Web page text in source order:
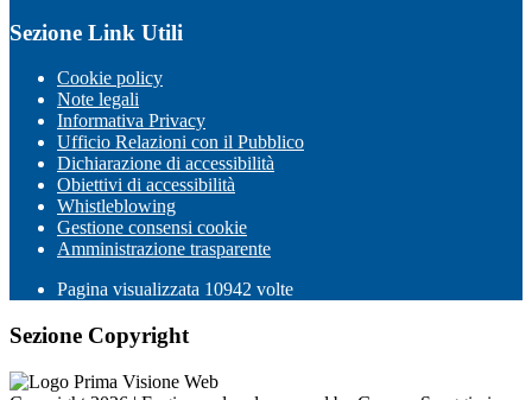
Sezione Link Utili
Cookie policy
Note legali
Informativa Privacy
Ufficio Relazioni con il Pubblico
Dichiarazione di accessibilità
Obiettivi di accessibilità
Whistleblowing
Gestione consensi cookie
Amministrazione trasparente
Pagina visualizzata 10942 volte
Sezione Copyright